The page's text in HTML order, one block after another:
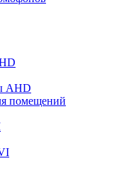
AHD
помещений